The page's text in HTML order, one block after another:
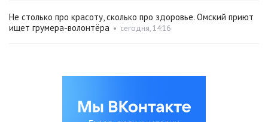
Не столько про красоту, сколько про здоровье. Омский приют
ищет грумера-волонтёра • сегодня, 14:16